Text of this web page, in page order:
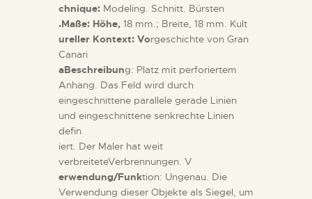
chnique: Modeling. Schnitt. Bürsten
.Maße: Höhe, 18 mm.; Breite, 18 mm. Kult
ureller Kontext: Vorgeschichte von Gran
Canari
aBeschreibung: Platz mit perforiertem
Anhang. Das Feld wird durch
eingeschnittene parallele gerade Linien
und eingeschnittene senkrechte Linien
defin
iert. Der Maler hat weit
verbreiteteVerbrennungen. V
erwendung/Funktion: Ungenau. Die
Verwendung dieser Objekte als Siegel, um